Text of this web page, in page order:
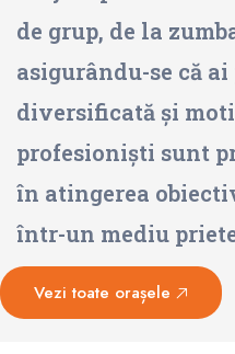
de grup, de la
asigurându-se că
diversificată și
profesioniști sunt
în atingerea
într-un mediu
Vezi toate orașele